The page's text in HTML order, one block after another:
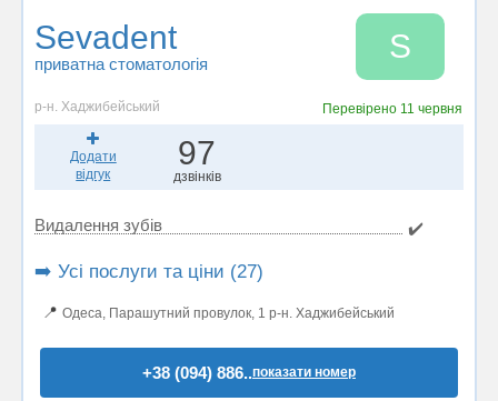
Sevadent
приватна стоматологія S
р-н. Хаджибейський Перевірено 11 червня
Додати
відгук
97
дзвінків
Видалення зубів ✔️
➡️ Усі послуги та ціни (27)
📍 Одеса, Парашутний провулок, 1 р-н. Хаджибейський
+38 (094) 886..показати номер